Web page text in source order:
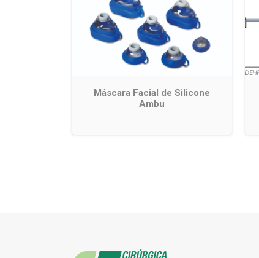
Máscara Facial de Silicone
Ambu